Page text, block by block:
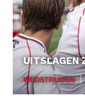
UITSLAGEN
WEDSTRIJDEN